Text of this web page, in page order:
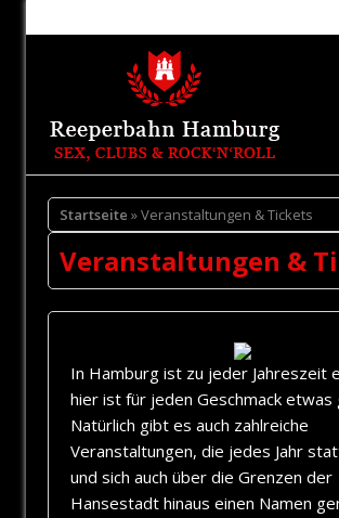
Startseite » Veranstaltungen & Tickets
Veranstaltungen &
In Hamburg ist zu jeder Jahreszeit
hier ist für jeden Geschmack etwas
Natürlich gibt es auch zahlreiche
Veranstaltungen, die jedes Jahr
und sich auch über die Grenzen der
Hansestadt hinaus einen Namen